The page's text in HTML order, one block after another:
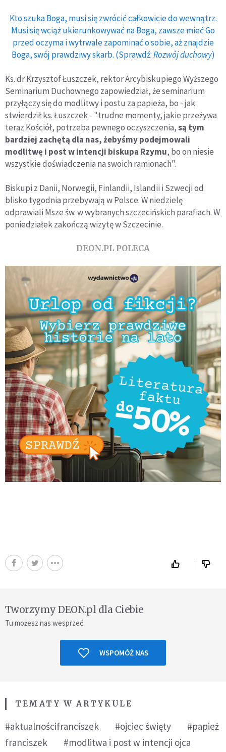
Kto szuka Boga, musi się zwrócić całkowicie do wewnątrz.
Musi się wciąż ukierunkowywać na Boga, zawsze mieć Go
przed oczyma i wytrwale zapominać o sobie, aż znajdzie
Boga, swój prawdziwy skarb. (Sprawdź:Rozwój duchowy)
Ks. dr Krzysztof Łuszczek, rektor Arcybiskupiego Wyższego
Seminarium Duchownego zapowiedział, że seminarium
przyłączy się do modlitwy i postu za papieża, bo - jak
stwierdził ks. Łuszczek - "trudne momenty, jakie przeżywa
teraz Kościół, potrzeba pewnego oczyszczenia,są tym
bardziej zachętą dla nas, żebyśmy podejmowali
modlitwę i post w intencji biskupa Rzymu, bo on niesie
wszystkie doświadczenia na swoich ramionach".
Biskupi z Danii, Norwegii, Finlandii, Islandii i Szwecji od
blisko tygodnia przebywają w Polsce. W niedzielę
odprawiali Msze św. w wybranych szczecińskich parafiach. W
poniedziałek zakończą wizytę w Szczecinie.
DEON.PL POLECA
Tworzymy DEON.pl dla Ciebie
Tu możesz nas wesprzeć.
WSPOMÓŻ NAS
TEMATY W ARTYKULE
#aktualnościfranciszek #ojciec święty
#papież
franciszek
#modlitwa i post w intencji ojca